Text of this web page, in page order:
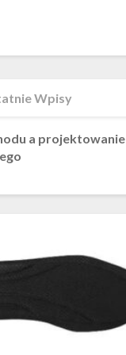
Wpisy
a projektowanie